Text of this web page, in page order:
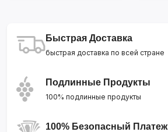
Быстрая Доставка
быстрая доставка по всей стране
Подлинные Продукты
100% подлинные продукты
100% Безопасный Платеж